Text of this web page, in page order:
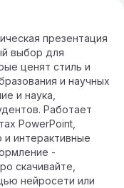
презентация
выбор для
ценят стиль и
и научных
и наука,
Работает
PowerPoint,
и интерактивные
-
скачивайте,
нейросети или